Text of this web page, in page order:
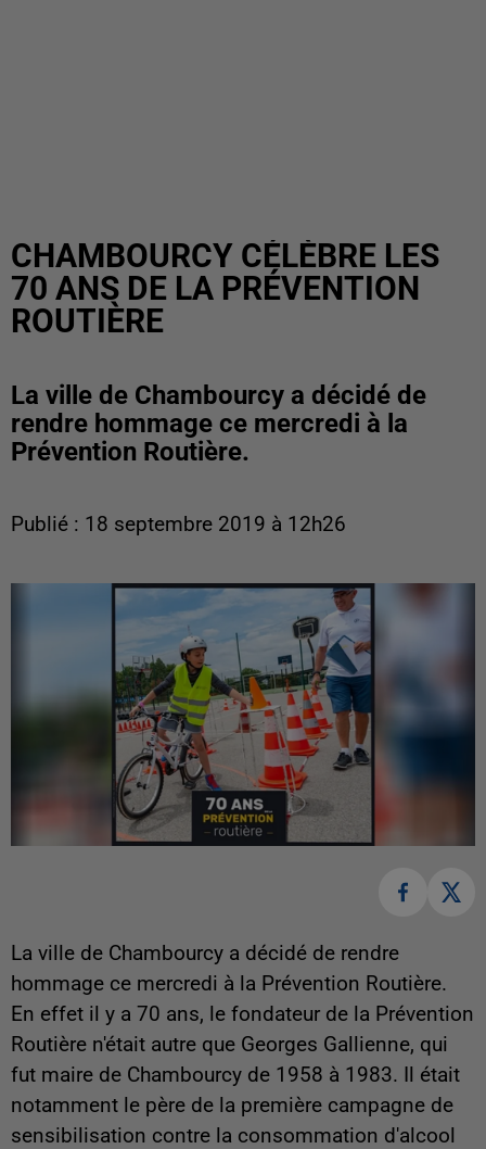
CHAMBOURCY CÉLÈBRE LES
70 ANS DE LA PRÉVENTION
ROUTIÈRE
La ville de Chambourcy a décidé de
rendre hommage ce mercredi à la
Prévention Routière.
Publié : 18 septembre 2019 à 12h26
La ville de Chambourcy a décidé de rendre
hommage ce mercredi à la Prévention Routière.
En effet il y a 70 ans, le fondateur de la Prévention
Routière n'était autre que Georges Gallienne, qui
fut maire de Chambourcy de 1958 à 1983. Il était
notamment le père de la première campagne de
sensibilisation contre la consommation d'alcool